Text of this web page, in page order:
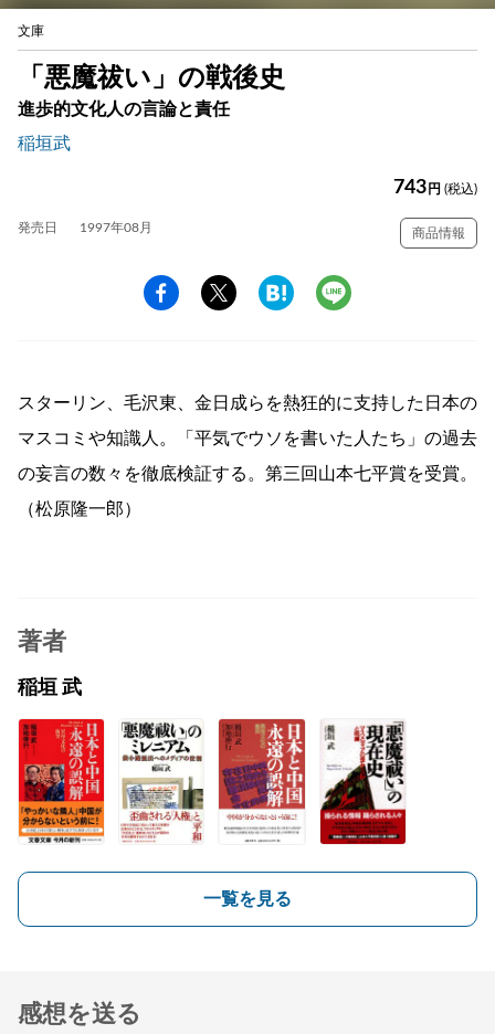
文庫
「悪魔祓い」の戦後史
進歩的文化人の言論と責任
稲垣武
743 円 (税込)
発売日 1997年08月 商品情報
スターリン、毛沢東、金日成らを熱狂的に支持した日本の
マスコミや知識人。「平気でウソを書いた人たち」の過去
の妄言の数々を徹底検証する。第三回山本七平賞を受賞。
（松原隆一郎）
著者
稲垣 武
一覧を見る
感想を送る